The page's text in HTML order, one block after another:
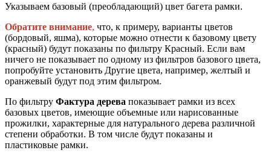
Указываем базовый (преобладающий) цвет багета рамки.
Обратите внимание, что, к примеру, варианты цветов
(бордовый, яшма), которые можно отнести к базовому цвету
(красный) будут показаны по фильтру Красный. Если вам
ничего не показывает по одному из фильтров базового цвета,
попробуйте установить Другие цвета, например, желтый и
оранжевый будут под этим фильтром.
По фильтру Фактура дерева показывает рамки из всех
базовых цветов, имеющие объемные или нарисованные
прожилки, характерные для натурального дерева различной
степени обработки. В том числе будут показаны и
пластиковые рамки.